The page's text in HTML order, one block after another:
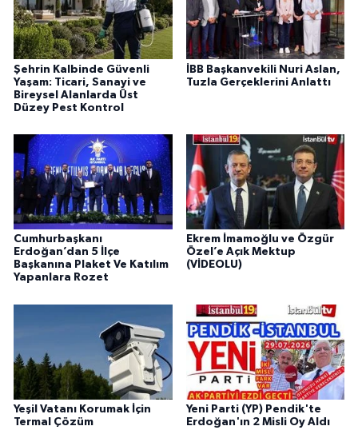
Şehrin Kalbinde Güvenli
Yaşam: Ticari, Sanayi ve
Bireysel Alanlarda Üst
Düzey Pest Kontrol
İBB Başkanvekili Nuri Aslan,
Tuzla Gerçeklerini Anlattı
Cumhurbaşkanı
Erdoğan’dan 5 İlçe
Başkanına Plaket Ve Katılım
Yapanlara Rozet
Ekrem İmamoğlu ve Özgür
Özel’e Açık Mektup
(VİDEOLU)
Yeşil Vatanı Korumak İçin
Termal Çözüm
Yeni Parti (YP) Pendik'te
Erdoğan'ın 2 Misli Oy Aldı